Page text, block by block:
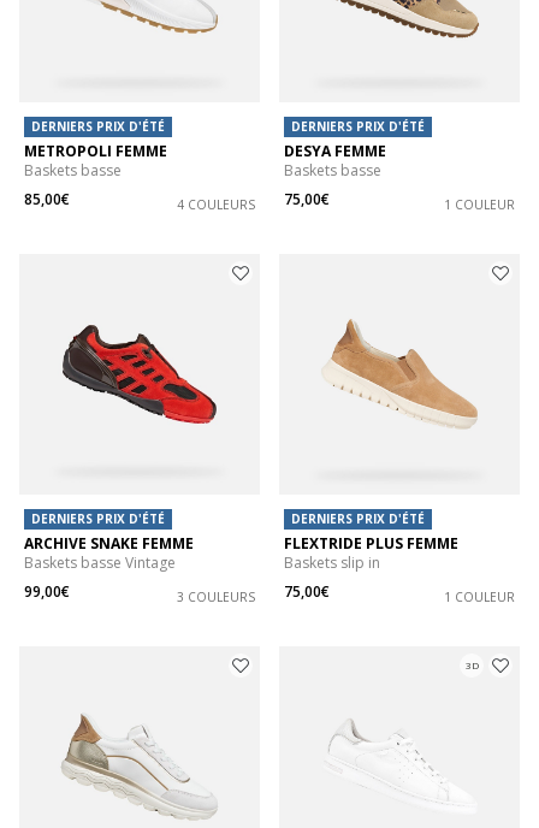
DERNIERS PRIX D'ÉTÉ
METROPOLI FEMME
Baskets basse
85,00€
4 COULEURS
DERNIERS PRIX D'ÉTÉ
DESYA FEMME
Baskets basse
75,00€
1 COULEUR
DERNIERS PRIX D'ÉTÉ
ARCHIVE SNAKE FEMME
Baskets basse Vintage
99,00€
3 COULEURS
DERNIERS PRIX D'ÉTÉ
FLEXTRIDE PLUS FEMME
Baskets slip in
75,00€
1 COULEUR
3D